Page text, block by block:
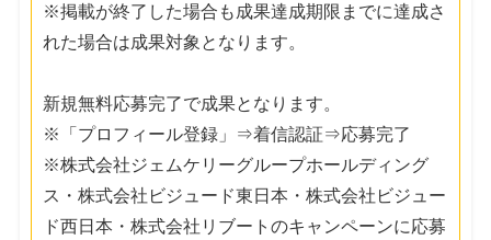
※掲載が終了した場合も成果達成期限までに達成さ
れた場合は成果対象となります。
新規無料応募完了で成果となります。
※「プロフィール登録」⇒着信認証⇒応募完了
※株式会社ジェムケリーグループホールディング
ス・株式会社ビジュード東日本・株式会社ビジュー
ド西日本・株式会社リブートのキャンペーンに応募